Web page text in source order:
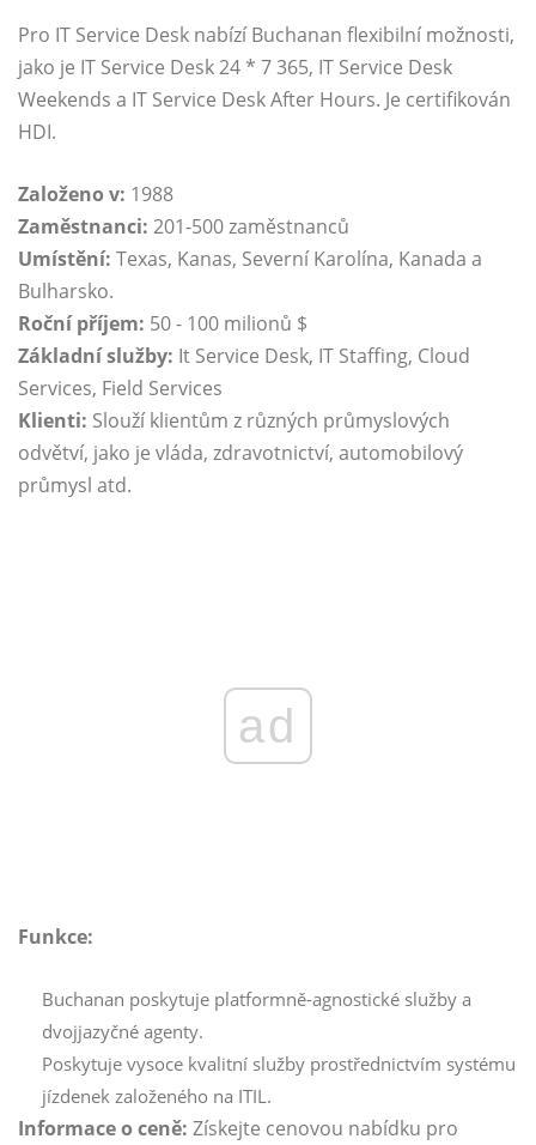
Pro IT Service Desk nabízí Buchanan flexibilní možnosti,
jako je IT Service Desk 24 * 7 365, IT Service Desk
Weekends a IT Service Desk After Hours. Je certifikován
HDI.
Založeno v: 1988
Zaměstnanci: 201-500 zaměstnanců
Umístění: Texas, Kanas, Severní Karolína, Kanada a
Bulharsko.
Roční příjem: 50 - 100 milionů $
Základní služby: It Service Desk, IT Staffing, Cloud
Services, Field Services
Klienti: Slouží klientům z různých průmyslových
odvětví, jako je vláda, zdravotnictví, automobilový
průmysl atd.
ad
Funkce:
Buchanan poskytuje platformně-agnostické služby a
dvojjazyčné agenty.
Poskytuje vysoce kvalitní služby prostřednictvím systému
jízdenek založeného na ITIL.
Informace o ceně: Získejte cenovou nabídku pro